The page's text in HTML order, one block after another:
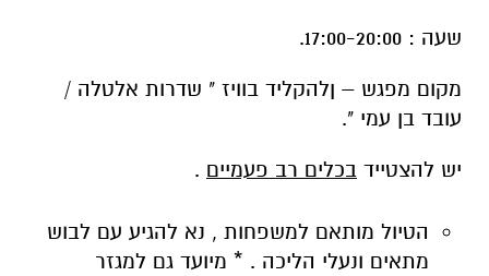
שעה : 17:00-20:00.
מקום מפגש – ןלהקליד בוויז " שדרות אלטלה /
עובד בן עמי ".
יש להצטייד בכלים רב פעמיים .
הטיול מותאם למשפחות , נא להגיע עם לבוש
מתאים ונעלי הליכה . * מיועד גם למגזר